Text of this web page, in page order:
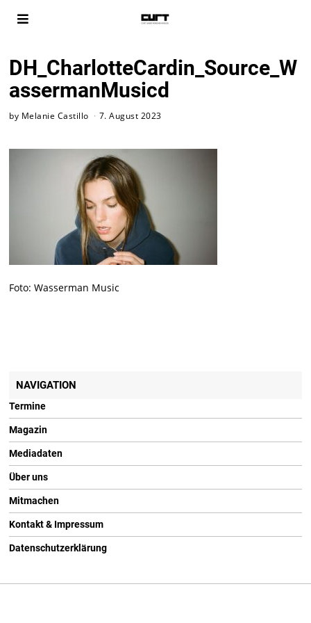
DH_CharlotteCardin_Source_W
assermanMusicd
by Melanie Castillo 7. August 2023
Foto: Wasserman Music
NAVIGATION
Termine
Magazin
Mediadaten
Über uns
Mitmachen
Kontakt & Impressum
Datenschutzerklärung